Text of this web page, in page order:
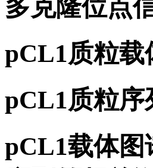
多克隆位点
pCL1质粒载
pCL1质粒序
pCL1载体图